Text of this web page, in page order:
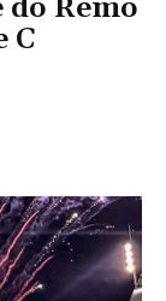
do Remo
C